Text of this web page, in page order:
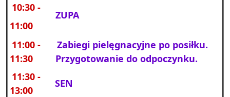
10:30 -
11:00
ZUPA
11:00 -
11:30
Zabiegi pielęgnacyjne po posiłku.
Przygotowanie do odpoczynku.
11:30 -
13:00
SEN